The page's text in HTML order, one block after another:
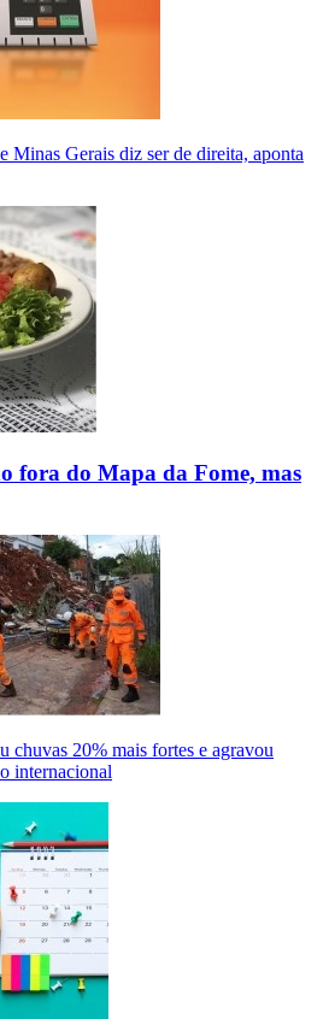
Minas Gerais diz ser de direita, aponta
fora do Mapa da Fome, mas
chuvas 20% mais fortes e agravou
internacional